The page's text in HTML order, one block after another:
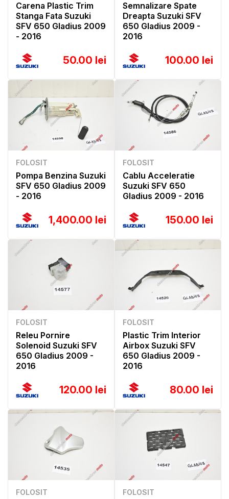
Carena Plastic Trim
Stanga Fata Suzuki
SFV 650 Gladius 2009
- 2016
50.00 lei
Semnalizare Spate
Dreapta Suzuki SFV
650 Gladius 2009 -
2016
100.00 lei
FOLOSIT
Pompa Benzina Suzuki
SFV 650 Gladius 2009
- 2016
1,400.00 lei
FOLOSIT
Cablu Acceleratie
Suzuki SFV 650
Gladius 2009 - 2016
150.00 lei
FOLOSIT
Releu Pornire
Solenoid Suzuki SFV
650 Gladius 2009 -
2016
120.00 lei
FOLOSIT
Plastic Trim Interior
Airbox Suzuki SFV
650 Gladius 2009 -
2016
80.00 lei
FOLOSIT FOLOSIT